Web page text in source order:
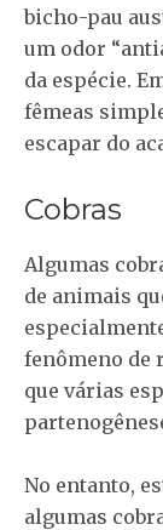
bicho-pau
um odor
da espécie.
fêmeas
escapar do
Cobras
Algumas
de animais
fenômeno de
que várias
No entanto,
algumas